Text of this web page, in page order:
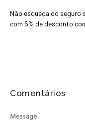
Não esqueça do seguro
com 5% de desconto
Comentários
Message